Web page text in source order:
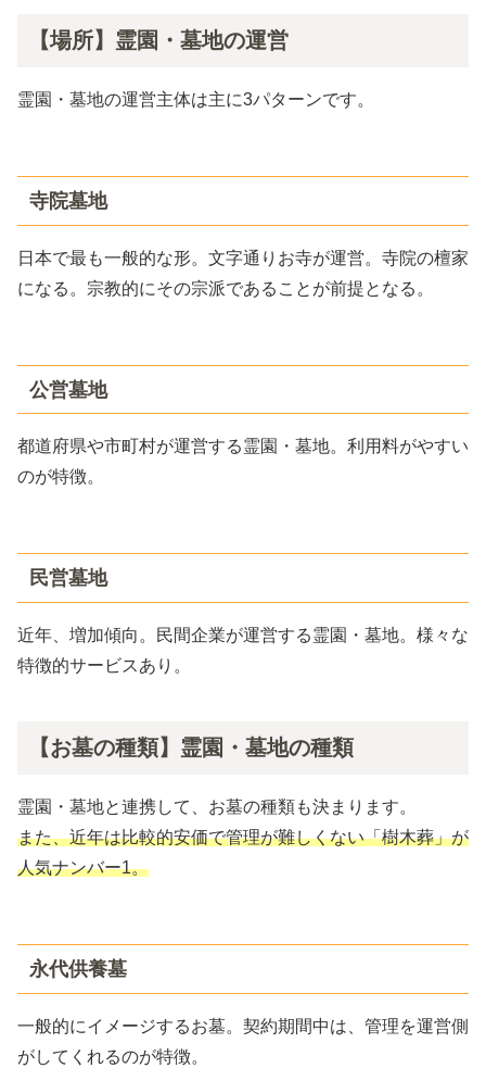
【場所】霊園・墓地の運営
霊園・墓地の運営主体は主に3パターンです。
寺院墓地
日本で最も一般的な形。文字通りお寺が運営。寺院の檀家
になる。宗教的にその宗派であることが前提となる。
公営墓地
都道府県や市町村が運営する霊園・墓地。利用料がやすい
のが特徴。
民営墓地
近年、増加傾向。民間企業が運営する霊園・墓地。様々な
特徴的サービスあり。
【お墓の種類】霊園・墓地の種類
霊園・墓地と連携して、お墓の種類も決まります。
また、近年は比較的安価で管理が難しくない「樹木葬」が
人気ナンバー1。
永代供養墓
一般的にイメージするお墓。契約期間中は、管理を運営側
がしてくれるのが特徴。